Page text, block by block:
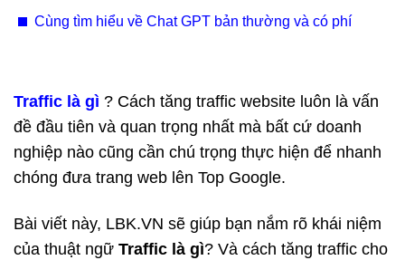
Cùng tìm hiểu về Chat GPT bản thường và có phí
Traffic là gì ? Cách tăng traffic website luôn là vấn
đề đầu tiên và quan trọng nhất mà bất cứ doanh
nghiệp nào cũng cần chú trọng thực hiện để nhanh
chóng đưa trang web lên Top Google.
Bài viết này, LBK.VN sẽ giúp bạn nắm rõ khái niệm
của thuật ngữ Traffic là gì? Và cách tăng traffic cho